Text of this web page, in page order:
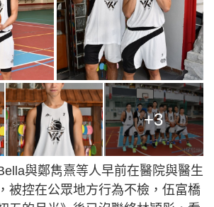
+3
與鄭雋熹等人早前在醫院與醫生
被控在公眾地方行為不檢，伍富橋